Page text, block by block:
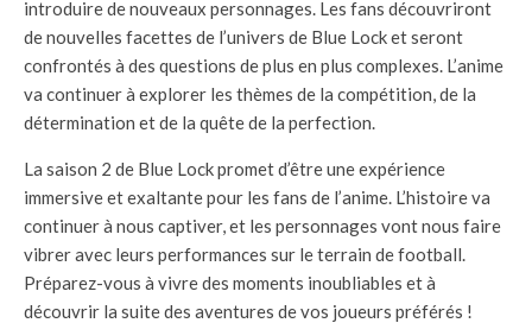
introduire de nouveaux personnages. Les fans découvriront
de nouvelles facettes de l’univers de Blue Lock et seront
confrontés à des questions de plus en plus complexes. L’anime
va continuer à explorer les thèmes de la compétition, de la
détermination et de la quête de la perfection.
La saison 2 de Blue Lock promet d’être une expérience
immersive et exaltante pour les fans de l’anime. L’histoire va
continuer à nous captiver, et les personnages vont nous faire
vibrer avec leurs performances sur le terrain de football.
Préparez-vous à vivre des moments inoubliables et à
découvrir la suite des aventures de vos joueurs préférés !